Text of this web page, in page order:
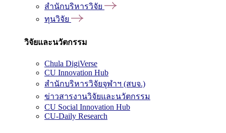
สำนักบริหารวิจัย
ทุนวิจัย
วิจัยและนวัตกรรม
Chula DigiVerse
CU Innovation Hub
สำนักบริหารวิจัยจุฬาฯ (สบจ.)
ข่าวสารงานวิจัยและนวัตกรรม
CU Social Innovation Hub
CU-Daily Research